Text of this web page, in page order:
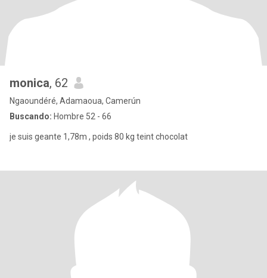
monica, 62
Ngaoundéré, Adamaoua, Camerún
Buscando: Hombre 52 - 66
je suis geante 1,78m , poids 80 kg teint chocolat